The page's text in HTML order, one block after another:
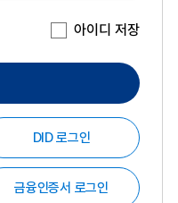
아이디 저장
DID 로그인
금융인증서 로그인